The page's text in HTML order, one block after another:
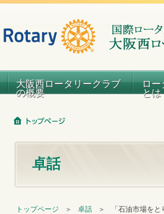
大阪西ロータリークラブ
の概要
ロー
とは
卓話
トップページ ＞ 卓話 ＞
「石油市場を